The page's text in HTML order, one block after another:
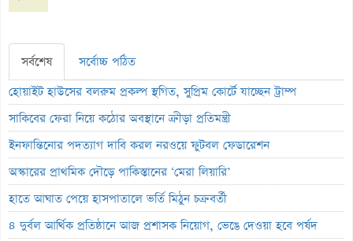
সর্বশেষ
সর্বোচ্চ পঠিত
হোয়াইট হাউসের বলরুম প্রকল্প স্থগিত, সুপ্রিম কোর্টে যাচ্ছেন ট্রাম্প
সাকিবের ফেরা নিয়ে কঠোর অবস্থানে ক্রীড়া প্রতিমন্ত্রী
ইনফান্তিনোর পদত্যাগ দাবি করল নরওয়ে ফুটবল ফেডারেশন
অস্কারের প্রাথমিক দৌড়ে পাকিস্তানের ‘মেরা লিয়ারি’
হাতে আঘাত পেয়ে হাসপাতালে ভর্তি মিঠুন চক্রবর্তী
৪ দুর্বল আর্থিক প্রতিষ্ঠানে আজ প্রশাসক নিয়োগ, ভেঙে দেওয়া হবে পর্ষদ